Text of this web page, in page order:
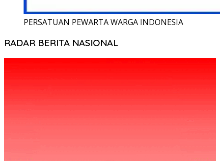
PERSATUAN PEWARTA WARGA INDONESIA
RADAR BERITA NASIONAL